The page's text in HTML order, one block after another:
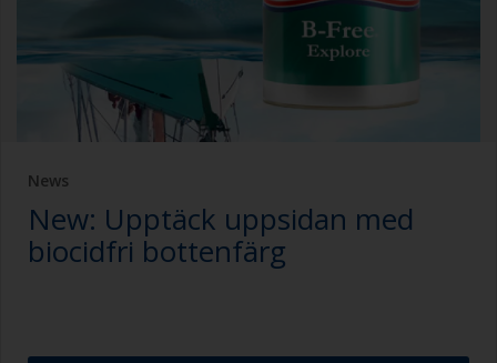
News
New: Upptäck uppsidan med
biocidfri bottenfärg